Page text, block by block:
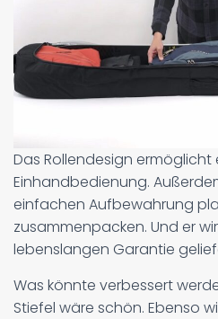
Das Rollendesign
Einhandbedienung.
einfachen Aufbewahrung
zusammenpacken. Und er
lebenslangen Garantie
Was könnte verbessert
Stiefel wäre schön. Ebenso